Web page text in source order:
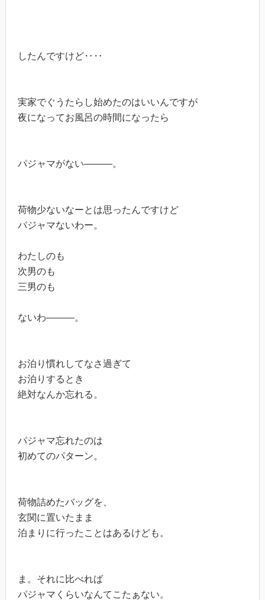
したんですけど‥‥
実家でぐうたらし始めたのはいいんですが
夜になってお風呂の時間になったら
パジャマがない―――。
荷物少ないなーとは思ったんですけど
パジャマないわー。
わたしのも
次男のも
三男のも
ないわ―――。
お泊り慣れしてなさ過ぎて
お泊りするとき
絶対なんか忘れる。
パジャマ忘れたのは
初めてのパターン。
荷物詰めたバッグを、
玄関に置いたまま
泊まりに行ったことはあるけども。
ま。それに比べれば
パジャマくらいなんてこたぁない。